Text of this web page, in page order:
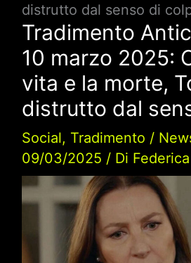
distrutto dal senso di
Tradimento
10 marzo 2025:
vita e la morte,
distrutto dal
Social, Tradimento /
09/03/2025 / Di